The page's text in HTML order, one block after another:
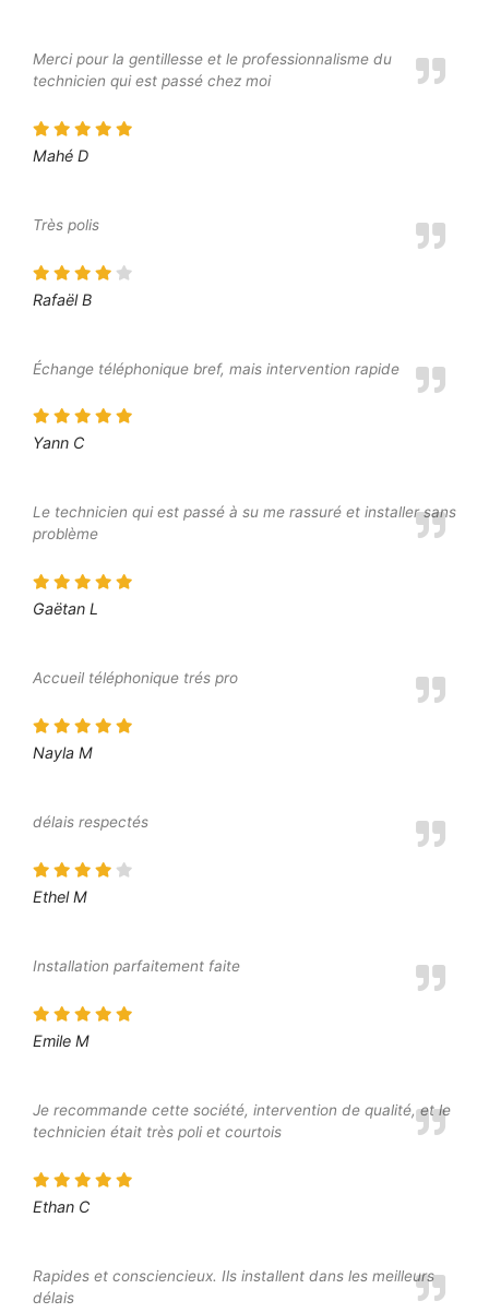
Merci pour la gentillesse et le professionnalisme du
technicien qui est passé chez moi
Mahé D
Très polis
Rafaël B
Échange téléphonique bref, mais intervention rapide
Yann C
Le technicien qui est passé à su me rassuré et installer sans
problème
Gaëtan L
Accueil téléphonique trés pro
Nayla M
délais respectés
Ethel M
Installation parfaitement faite
Emile M
Je recommande cette société, intervention de qualité, et le
technicien était très poli et courtois
Ethan C
Rapides et consciencieux. Ils installent dans les meilleurs
délais